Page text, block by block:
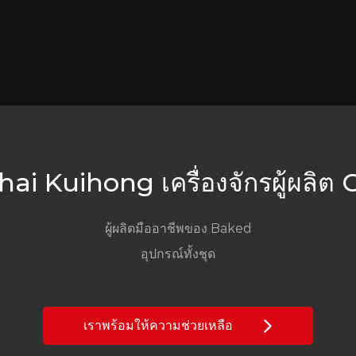
Kuihong เครื่องจักรผู้ผลิต
ผู้ผลิตมืออาชีพของ Baked
อุปกรณ์ทั้งชุด
เราพร้อมให้ความช่วยเหลือ